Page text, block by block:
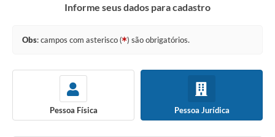
Informe seus dados para cadastro
Obs: campos com asterisco ( ) são obrigatórios.
Pessoa Física Pessoa Jurídica